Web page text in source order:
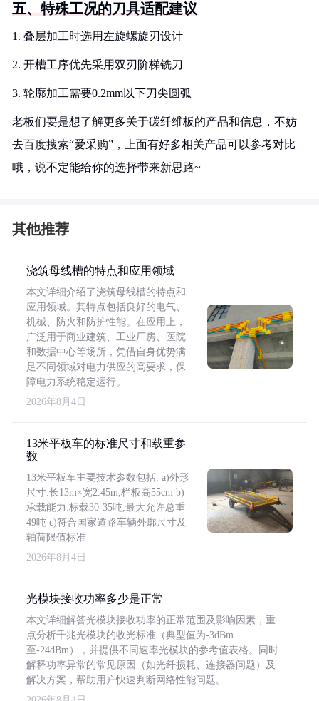
五、特殊工况的刀具适配建议
1. 叠层加工时选用左旋螺旋刃设计
2. 开槽工序优先采用双刃阶梯铣刀
3. 轮廓加工需要0.2mm以下刀尖圆弧
老板们要是想了解更多关于碳纤维板的产品和信息，不妨
去百度搜索“爱采购”，上面有好多相关产品可以参考对比
哦，说不定能给你的选择带来新思路~
其他推荐
浇筑母线槽的特点和应用领域
本文详细介绍了浇筑母线槽的特点和
应用领域。其特点包括良好的电气、
机械、防火和防护性能。在应用上，
广泛用于商业建筑、工业厂房、医院
和数据中心等场所，凭借自身优势满
足不同领域对电力供应的高要求，保
障电力系统稳定运行。
2026年8月4日
13米平板车的标准尺寸和载重参
数
13米平板车主要技术参数包括: a)外形
尺寸:长13m×宽2.45m,栏板高55cm b)
承载能力:标载30-35吨,最大允许总重
49吨 c)符合国家道路车辆外廓尺寸及
轴荷限值标准
2026年8月4日
光模块接收功率多少是正常
本文详细解答光模块接收功率的正常范围及影响因素，重
点分析千兆光模块的收光标准（典型值为-3dBm
至-24dBm），并提供不同速率光模块的参考值表格。同时
解释功率异常的常见原因（如光纤损耗、连接器问题）及
解决方案，帮助用户快速判断网络性能问题。